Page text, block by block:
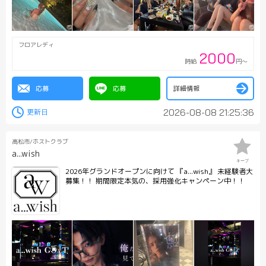
フロアレディ
時給 2000 円～
応募 応募 詳細情報
2026-08-08 21:25:36
高松市/ホストクラブ
a...wish
キープ
2026年グランドオープンに向けて 『a...wish』 未経験者大
募集！！ 期間限定本気の、採用強化キャンペーン中！！